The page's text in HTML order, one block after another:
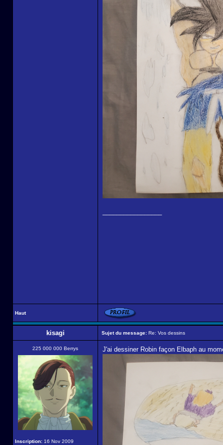
Haut
kisagi Sujet du message: Re: Vos dessins
225 000 000 Berrys
Inscription: 16 Nov 2009
J'ai dessiner Robin façon Elbaph au